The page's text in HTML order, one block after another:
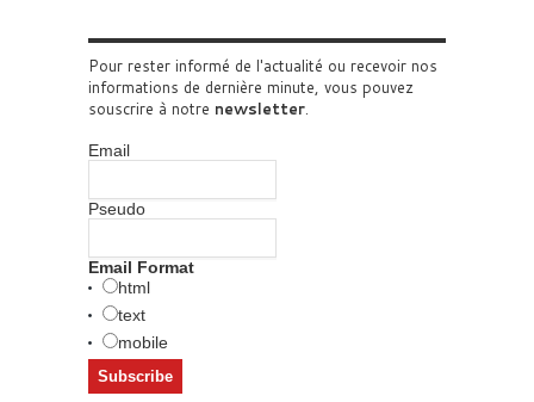
Pour rester informé de l'actualité ou recevoir nos
informations de dernière minute, vous pouvez
souscrire à notre newsletter.
Email
Pseudo
Email Format
html
text
mobile